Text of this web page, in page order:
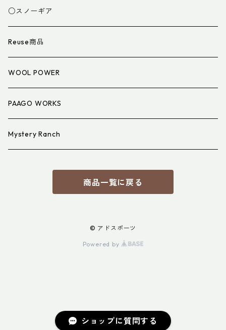
ショップに質問する
スパッツ・ゲイター
衣類小物
アイウェア
マット
寝具小物
○スノーギア
Reuse商品
WOOL POWER
PAAGO WORKS
Mystery Ranch
商品一覧に戻る
© アドスポーツ
Powered by